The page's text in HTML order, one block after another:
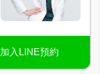
加入LINE預約